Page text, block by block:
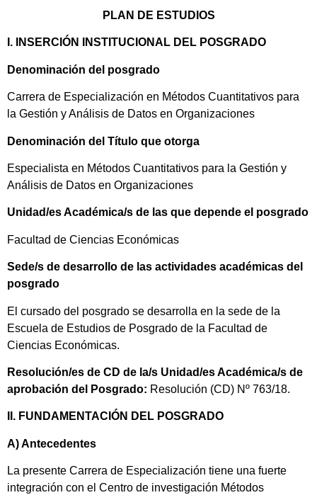
PLAN DE ESTUDIOS
I. INSERCIÓN INSTITUCIONAL DEL POSGRADO
Denominación del posgrado
Carrera de Especialización en Métodos Cuantitativos para
la Gestión y Análisis de Datos en Organizaciones
Denominación del Título que otorga
Especialista en Métodos Cuantitativos para la Gestión y
Análisis de Datos en Organizaciones
Unidad/es Académica/s de las que depende el posgrado
Facultad de Ciencias Económicas
Sede/s de desarrollo de las actividades académicas del
posgrado
El cursado del posgrado se desarrolla en la sede de la
Escuela de Estudios de Posgrado de la Facultad de
Ciencias Económicas.
Resolución/es de CD de la/s Unidad/es Académica/s de
aprobación del Posgrado: Resolución (CD) Nº 763/18.
II. FUNDAMENTACIÓN DEL POSGRADO
A) Antecedentes
La presente Carrera de Especialización tiene una fuerte
integración con el Centro de investigación Métodos